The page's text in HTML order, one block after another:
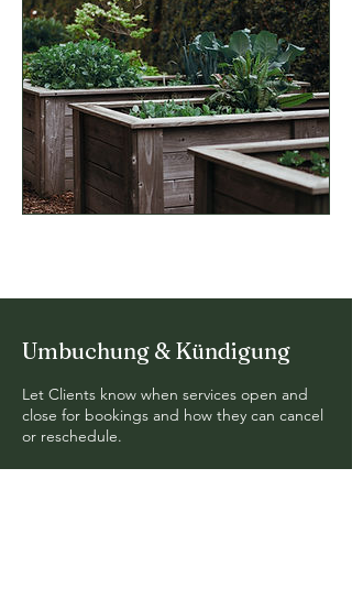
Umbuchung & Kündigung
Let Clients know when services open and
close for bookings and how they can cancel
or reschedule.